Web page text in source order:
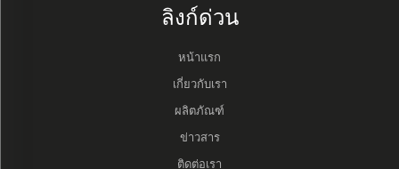
ลิงก์ด่วน
หน้าแรก
เกี่ยวกับเรา
ผลิตภัณฑ์
ข่าวสาร
ติดต่อเรา